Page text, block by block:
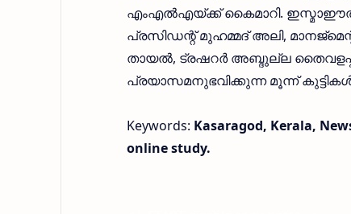
എംഎൽഎയ്ക്ക് കൈമാറി. ഇസ്മാഈൽ,
പ്രസിഡന്റ് മുഹമ്മദ്‌ അലി,
തായൽ, ട്രഷറർ അബ്ദുല്ല
പ്രയാസമനുഭവിക്കുന്ന മൂന്ന്
Keywords: Kasaragod, Kerala,
online study.